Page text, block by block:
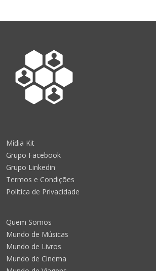
Mídia Kit
Grupo Facebook
Grupo Linkedin
Termos e Condições
Política de Privacidade
Quem Somos
Mundo de Músicas
Mundo de Livros
Mundo de Cinema